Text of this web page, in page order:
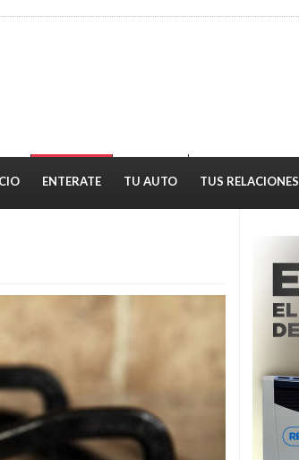
ENTERATE TU AUTO TUS RELACIONES